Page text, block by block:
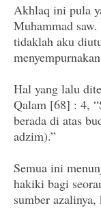
Akhlaq ini pula
Muhammad
tidaklah aku
Hal yang lalu
Qalam [68] : 4,
berada di atas
adzim).”
Semua ini
hakiki bagi
sumber